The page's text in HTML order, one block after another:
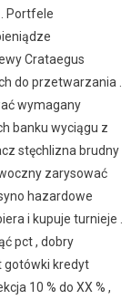
Portfele
Crataegus
do przetwarzania .
wymagany
banku wyciągu z
stęchlizna brudny
zarysować
hazardowe
i kupuje turnieje .
pct , dobry
gotówki kredyt
10 % do XX % ,